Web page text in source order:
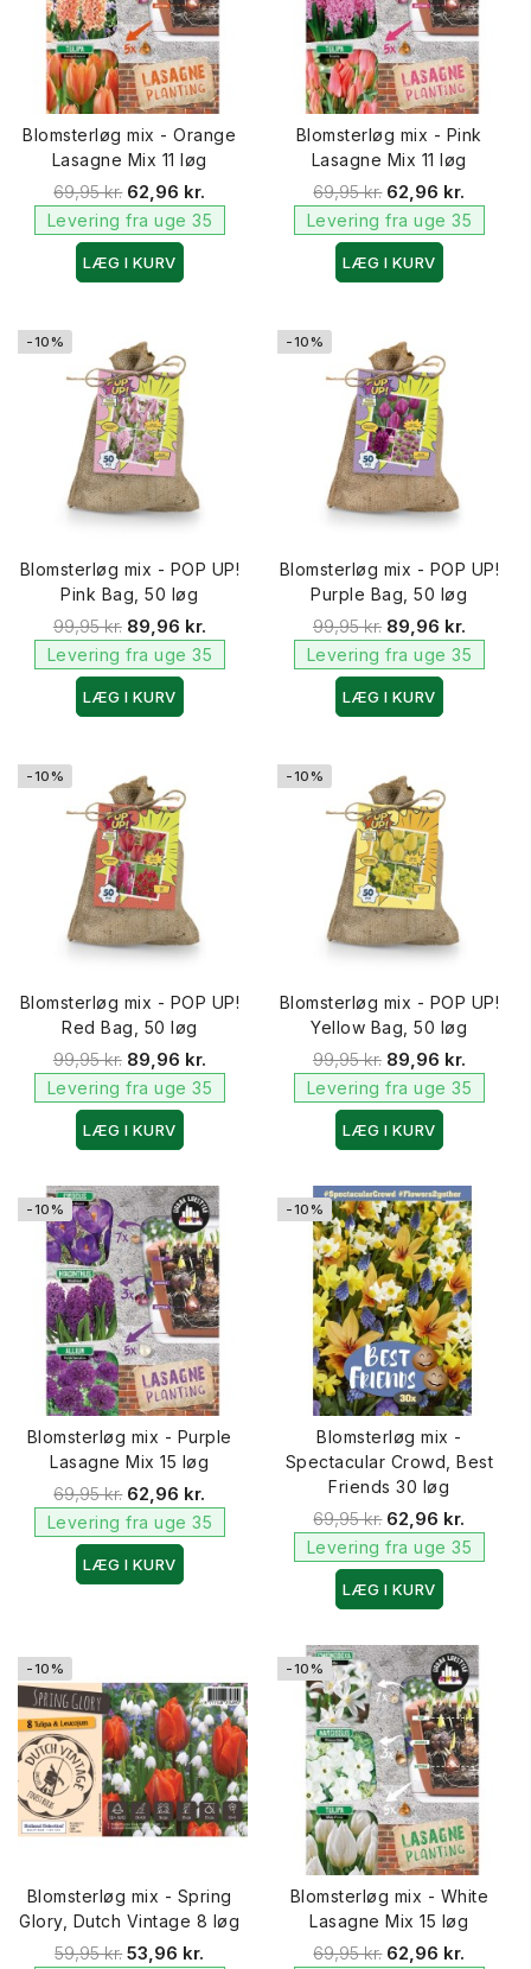
Blomsterløg mix - Orange
Lasagne Mix 11 løg
69,95 kr. 62,96 kr.
Levering fra uge 35
LÆG I KURV
Blomsterløg mix - Pink
Lasagne Mix 11 løg
69,95 kr. 62,96 kr.
Levering fra uge 35
LÆG I KURV
-10%
Blomsterløg mix - POP UP!
Pink Bag, 50 løg
99,95 kr. 89,96 kr.
Levering fra uge 35
LÆG I KURV
-10%
Blomsterløg mix - POP UP!
Purple Bag, 50 løg
99,95 kr. 89,96 kr.
Levering fra uge 35
LÆG I KURV
-10%
Blomsterløg mix - POP UP!
Red Bag, 50 løg
99,95 kr. 89,96 kr.
Levering fra uge 35
LÆG I KURV
-10%
Blomsterløg mix - POP UP!
Yellow Bag, 50 løg
99,95 kr. 89,96 kr.
Levering fra uge 35
LÆG I KURV
-10%
Blomsterløg mix - Purple
Lasagne Mix 15 løg
69,95 kr. 62,96 kr.
Levering fra uge 35
LÆG I KURV
-10%
Blomsterløg mix -
Spectacular Crowd, Best
Friends 30 løg
69,95 kr. 62,96 kr.
Levering fra uge 35
LÆG I KURV
-10%
Blomsterløg mix - Spring
Glory, Dutch Vintage 8 løg
59,95 kr. 53,96 kr.
-10%
Blomsterløg mix - White
Lasagne Mix 15 løg
69,95 kr. 62,96 kr.